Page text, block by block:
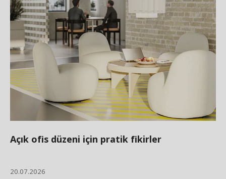
Açık ofis düzeni için pratik fikirler
20.07.2026